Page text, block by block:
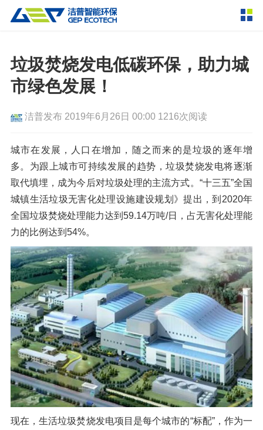
双轴撕碎机 单轴撕碎机
垃圾破袋机 移动式撕碎站
粉碎设备
环锤式粉碎机 鼓式粉碎机
轮胎钢丝分离机 通用型粉碎机
破碎设备
反击式破碎机 颚式破碎机
圆锥破碎机 立轴冲击式破碎机
重型锤式破碎机 移动式破碎站
挤压成型设备
RDF成型机 生物质颗粒机
液压打包机
成套机组
封闭式破碎系统 废轮胎热解系统
橡胶破胶机组
分选分离设备
风选机 滚筒筛
磁选机 涡电流分选机
脉冲除尘器 轮胎抽丝机
解决方案
服务支持
新闻资讯
走进洁普
联系我们
垃圾焚烧发电低碳环保，助力城
市绿色发展！
洁普发布 2019年6月26日 00:00 1216次阅读
城市在发展，人口在增加，随之而来的是垃圾的逐年增
多。为跟上城市可持续发展的趋势，垃圾焚烧发电将逐渐
取代填埋，成为今后对垃圾处理的主流方式。“十三五”全国
城镇生活垃圾无害化处理设施建设规划》提出，到2020年
全国垃圾焚烧处理能力达到59.14万吨/日，占无害化处理能
力的比例达到54%。
现在，生活垃圾焚烧发电项目是每个城市的“标配”，作为一